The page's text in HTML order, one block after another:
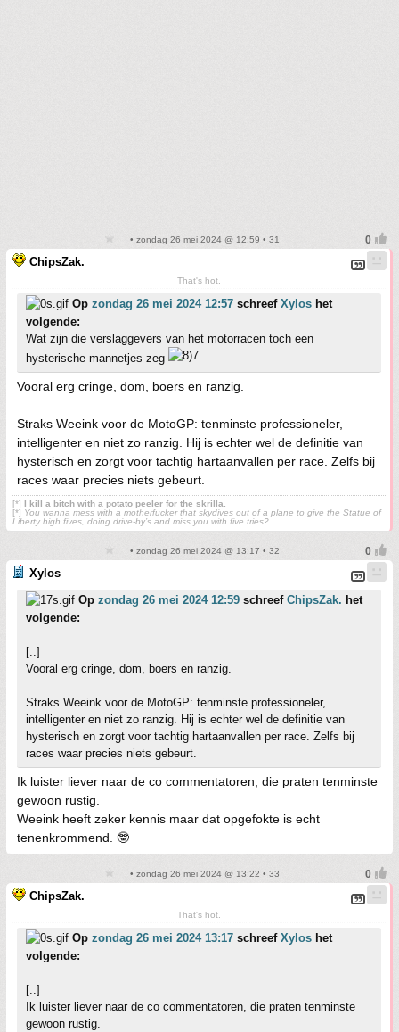
• zondag 26 mei 2024 @ 12:59 • 31
ChipsZak.
That's hot.
Op zondag 26 mei 2024 12:57 schreef Xylos het
volgende:
Wat zijn die verslaggevers van het motorracen toch een
hysterische mannetjes zeg
Vooral erg cringe, dom, boers en ranzig.
Straks Weeink voor de MotoGP: tenminste professioneler,
intelligenter en niet zo ranzig. Hij is echter wel de definitie van
hysterisch en zorgt voor tachtig hartaanvallen per race. Zelfs bij
races waar precies niets gebeurt.
[*] I kill a bitch with a potato peeler for the skrilla.
[*] You wanna mess with a motherfucker that skydives out of a plane to give the Statue of
Liberty high fives, doing drive-by’s and miss you with five tries?
• zondag 26 mei 2024 @ 13:17 • 32
Xylos
Op zondag 26 mei 2024 12:59 schreef ChipsZak. het
volgende:
[..]
Vooral erg cringe, dom, boers en ranzig.
Straks Weeink voor de MotoGP: tenminste professioneler,
intelligenter en niet zo ranzig. Hij is echter wel de definitie van
hysterisch en zorgt voor tachtig hartaanvallen per race. Zelfs bij
races waar precies niets gebeurt.
Ik luister liever naar de co commentatoren, die praten tenminste
gewoon rustig.
Weeink heeft zeker kennis maar dat opgefokte is echt
tenenkrommend. 🤓
• zondag 26 mei 2024 @ 13:22 • 33
ChipsZak.
That's hot.
Op zondag 26 mei 2024 13:17 schreef Xylos het
volgende:
[..]
Ik luister liever naar de co commentatoren, die praten tenminste
gewoon rustig.